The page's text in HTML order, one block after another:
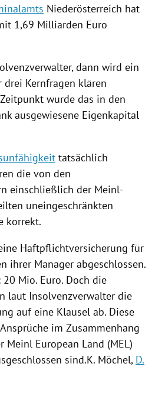
Niederösterreich hat
1,69 Milliarden Euro
dann wird ein
drei Kernfragen klären
wurde das in den
ausgewiesene Eigenkapital
tatsächlich
die von den
einschließlich der Meinl-
uneingeschränkten
korrekt.
Haftpflichtversicherung für
ihrer Manager abgeschlossen.
Mio. Euro. Doch die
laut Insolvenzverwalter die
auf eine Klausel ab. Diese
im Zusammenhang
European Land (MEL)
sind.K. Möchel, D.